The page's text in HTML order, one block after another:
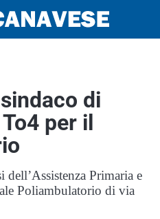
di
per il
dell’Assistenza Primaria e
Poliambulatorio di via